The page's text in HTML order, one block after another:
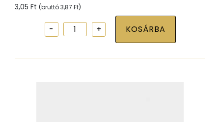
3,05 Ft (bruttó3,87 Ft)
Peremes
anya
KOSÁRBA